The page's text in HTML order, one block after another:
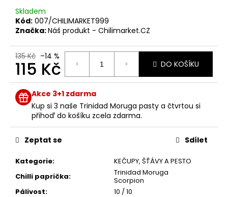
Skladem
Kód: 007/CHILIMARKET999
Značka:Náš produkt - Chilimarket.CZ
135 Kč –14 %
115 Kč
Měrná
cena:
DO KOŠÍKU
Akce 3+1 zdarma
Kup si 3 naše Trinidad Moruga pasty a čtvrtou si
přihoď do košíku zcela zdarma.
Kategorie:
KEČUPY, ŠŤÁVY A PESTO
Chilli paprička:
Trinidad Moruga
Scorpion
Pálivost:
10 / 10
Zeptat se Sdílet
u
e
m
e
BHUT
JOLOKIA
MLETÉ
59
Kč
99
Kč